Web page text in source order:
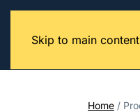
Skip to main content
Home /